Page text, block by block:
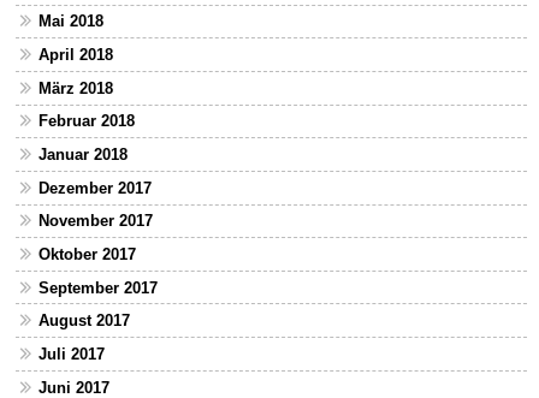
Mai 2018
April 2018
März 2018
Februar 2018
Januar 2018
Dezember 2017
November 2017
Oktober 2017
September 2017
August 2017
Juli 2017
Juni 2017